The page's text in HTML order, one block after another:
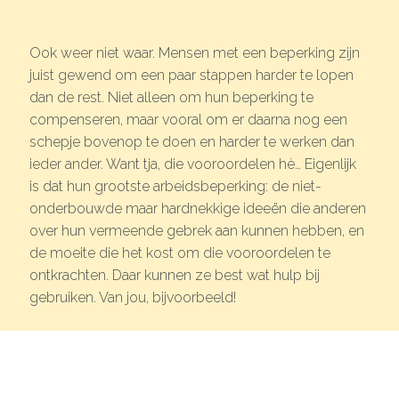
Ook weer niet waar. Mensen met een beperking zijn
juist gewend om een paar stappen harder te lopen
dan de rest. Niet alleen om hun beperking te
compenseren, maar vooral om er daarna nog een
schepje bovenop te doen en harder te werken dan
ieder ander. Want tja, die vooroordelen hè… Eigenlijk
is dat hun grootste arbeidsbeperking: de niet-
onderbouwde maar hardnekkige ideeën die anderen
over hun vermeende gebrek aan kunnen hebben, en
de moeite die het kost om die vooroordelen te
ontkrachten. Daar kunnen ze best wat hulp bij
gebruiken. Van jou, bijvoorbeeld!